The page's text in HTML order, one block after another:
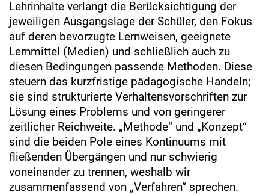
Lehrinhalte verlangt die Berücksichtigung der
jeweiligen Ausgangslage der Schüler, den Fokus
auf deren bevorzugte Lernweisen, geeignete
Lernmittel (Medien) und schließlich auch zu
diesen Bedingungen passende Methoden. Diese
steuern das kurzfristige pädagogische Handeln;
sie sind strukturierte Verhaltensvorschriften zur
Lösung eines Problems und von geringerer
zeitlicher Reichweite. „Methode“ und „Konzept“
sind die beiden Pole eines Kontinuums mit
fließenden Übergängen und nur schwierig
voneinander zu trennen, weshalb wir
zusammenfassend von „Verfahren“ sprechen.